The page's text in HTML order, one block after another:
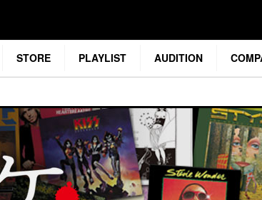
STORE PLAYLIST AUDITION